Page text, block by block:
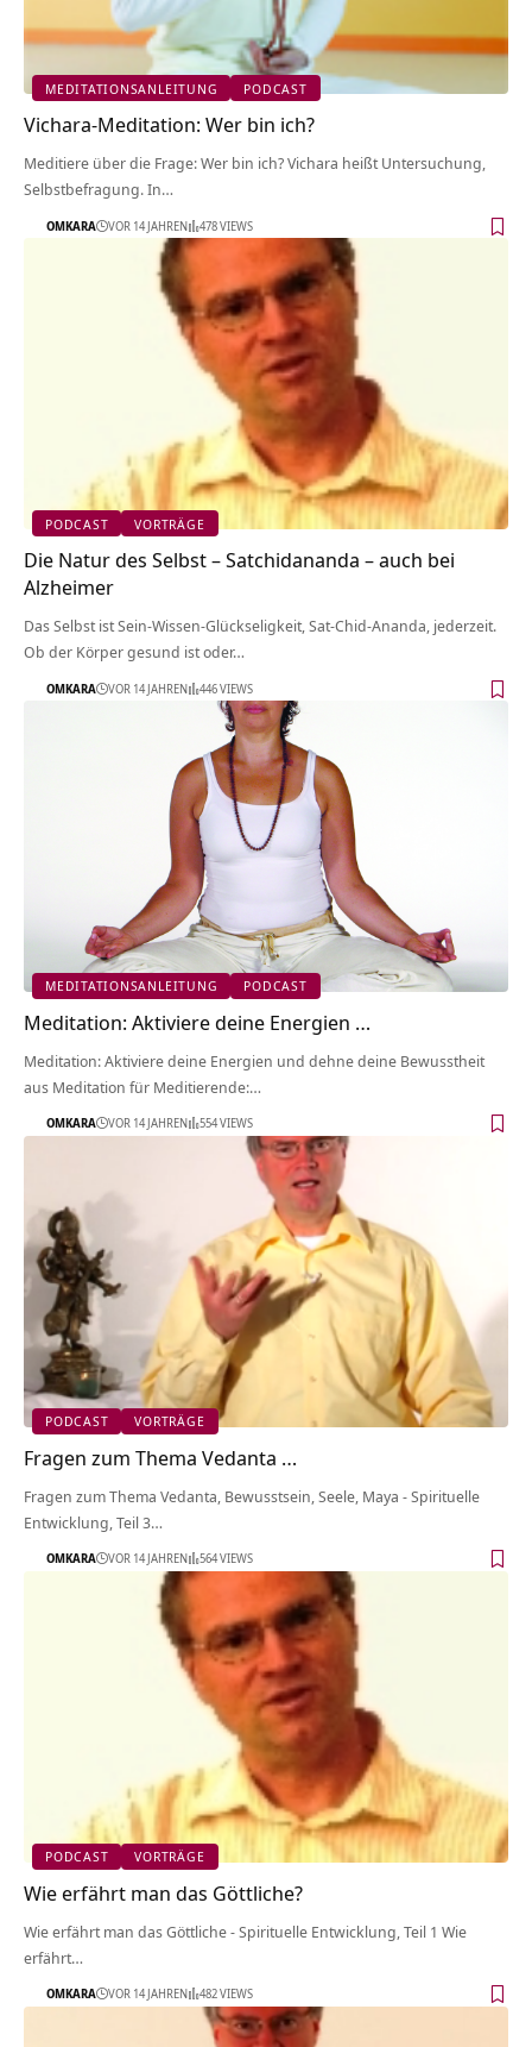
MEDITATIONSANLEITUNG PODCAST
Vichara-Meditation: Wer bin ich?
Meditiere über die Frage: Wer bin ich? Vichara heißt Untersuchung,
Selbstbefragung. In…
OMKARA VOR 14 JAHREN 478 VIEWS
PODCAST VORTRÄGE
Die Natur des Selbst – Satchidananda – auch bei
Alzheimer
Das Selbst ist Sein-Wissen-Glückseligkeit, Sat-Chid-Ananda, jederzeit.
Ob der Körper gesund ist oder…
OMKARA VOR 14 JAHREN 446 VIEWS
MEDITATIONSANLEITUNG PODCAST
Meditation: Aktiviere deine Energien …
Meditation: Aktiviere deine Energien und dehne deine Bewusstheit
aus Meditation für Meditierende:…
OMKARA VOR 14 JAHREN 554 VIEWS
PODCAST VORTRÄGE
Fragen zum Thema Vedanta …
Fragen zum Thema Vedanta, Bewusstsein, Seele, Maya - Spirituelle
Entwicklung, Teil 3…
OMKARA VOR 14 JAHREN 564 VIEWS
PODCAST VORTRÄGE
Wie erfährt man das Göttliche?
Wie erfährt man das Göttliche - Spirituelle Entwicklung, Teil 1 Wie
erfährt…
OMKARA VOR 14 JAHREN 482 VIEWS